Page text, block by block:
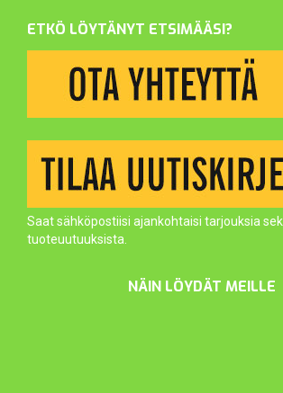
ETKÖ LÖYTÄNYT ETSIMÄÄSI?
Saat sähköpostiisi ajankohtaisi tarjouksia
tuoteuutuuksista.
NÄIN LÖYDÄT MEILLE